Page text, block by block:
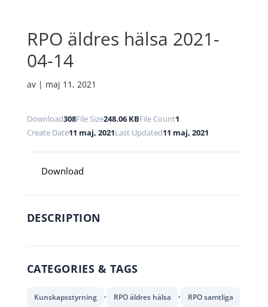
RPO äldres hälsa 2021-
04-14
av | maj 11, 2021
Download308File Size248.06 KBFile Count1
Create Date11 maj, 2021Last Updated11 maj, 2021
Download
DESCRIPTION
CATEGORIES & TAGS
Kunskapsstyrning , RPO äldres hälsa , RPO samtliga